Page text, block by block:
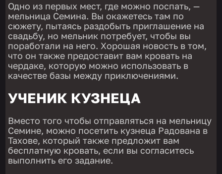
Одно из первых мест, где можно поспать, —
мельница Семина. Вы окажетесь там по
сюжету, пытаясь раздобыть приглашение на
свадьбу, но мельник потребует, чтобы вы
поработали на него. Хорошая новость в том,
что он также предоставит вам кровать на
чердаке, которую можно использовать в
качестве базы между приключениями.
УЧЕНИК КУЗНЕЦА
Вместо того чтобы отправляться на мельницу
Семине, можно посетить кузнеца Радована в
Тахове, который также предложит вам
бесплатную кровать, если вы согласитесь
выполнить его задание.